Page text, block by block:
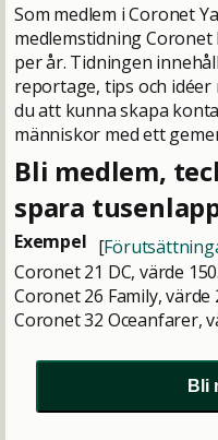
Som medlem i Coronet
medlemstidning
per år. Tidningen
reportage, tips och idéer
du att kunna skapa
människor med ett
Bli medlem,
spara
Exempel [
Coronet 21 DC, värde
Coronet 26 Family,
Coronet 32 Oceanfarer,